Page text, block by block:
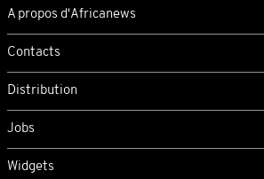
A propos d'Africanews
Contacts
Distribution
Jobs
Widgets